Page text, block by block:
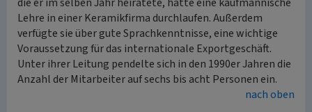
Lehre in einer Keramikfirma durchlaufen. Außerdem
verfügte sie über gute Sprachkenntnisse, eine wichtige
Voraussetzung für das internationale Exportgeschäft.
Unter ihrer Leitung pendelte sich in den 1990er Jahren die
Anzahl der Mitarbeiter auf sechs bis acht Personen ein.
nach oben